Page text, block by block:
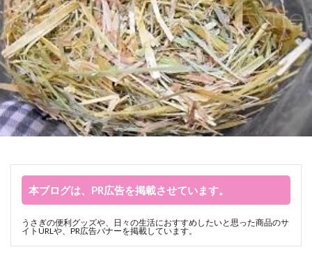
本ブログは、PR広告を掲載させています。
うさぎの便利グッズや、日々の生活におすすめしたいと思った商品のサ
イトURLや、PR広告バナーを掲載しています。